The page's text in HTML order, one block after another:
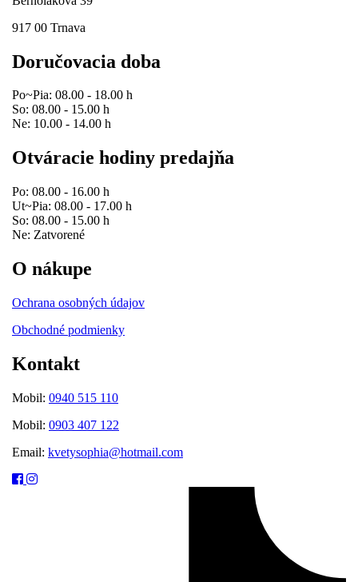
917 00 Trnava
Doručovacia doba
Po~Pia: 08.00 - 18.00 h
So: 08.00 - 15.00 h
Ne: 10.00 - 14.00 h
Otváracie hodiny predajňa
Po: 08.00 - 16.00 h
Ut~Pia: 08.00 - 17.00 h
So: 08.00 - 15.00 h
Ne: Zatvorené
O nákupe
Ochrana osobných údajov
Obchodné podmienky
Kontakt
Mobil: 0940 515 110
Mobil: 0903 407 122
Email: kvetysophia@hotmail.com